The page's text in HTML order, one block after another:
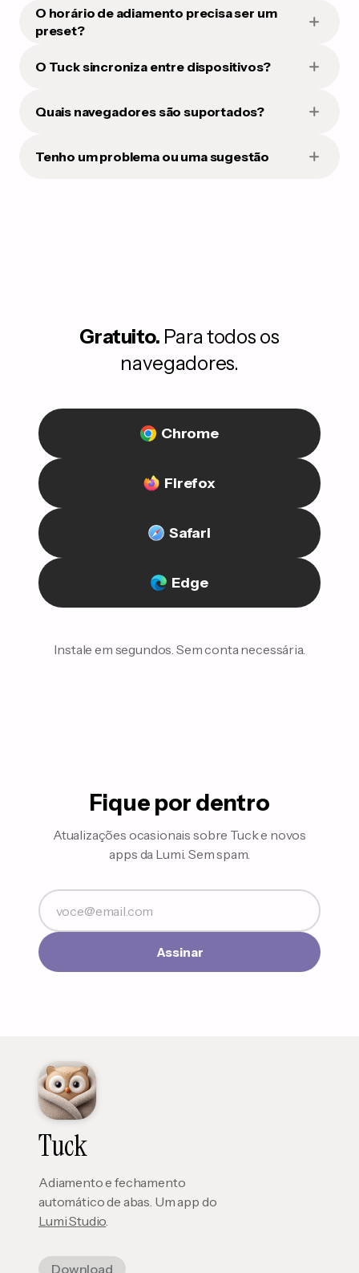
O horário de adiamento precisa ser um
preset?
O Tuck sincroniza entre dispositivos?
Quais navegadores são suportados?
Tenho um problema ou uma sugestão
Gratuito. Para todos os
navegadores.
Chrome
Firefox
Safari
Edge
Instale em segundos. Sem conta necessária.
Fique por dentro
Atualizações ocasionais sobre Tuck e novos
apps da Lumi. Sem spam.
Assinar
Tuck
Adiamento e fechamento
automático de abas. Um app do
Lumi Studio.
Download